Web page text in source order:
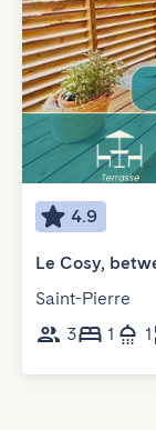
4.9
Le Cosy,
Saint-Pierre
3
1 1